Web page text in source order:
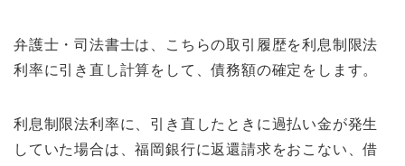
弁護士・司法書士は、こちらの取引履歴を利息制限法
利率に引き直し計算をして、債務額の確定をします。
利息制限法利率に、引き直したときに過払い金が発生
していた場合は、福岡銀行に返還請求をおこない、借